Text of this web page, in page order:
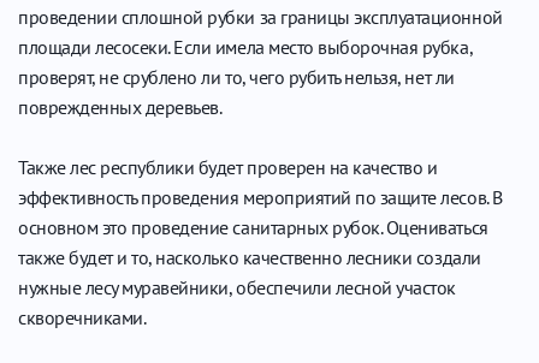
проведении сплошной рубки за границы эксплуатационной
площади лесосеки. Если имела место выборочная рубка,
проверят, не срублено ли то, чего рубить нельзя, нет ли
поврежденных деревьев.
Также лес республики будет проверен на качество и
эффективность проведения мероприятий по защите лесов. В
основном это проведение санитарных рубок. Оцениваться
также будет и то, насколько качественно лесники создали
нужные лесу муравейники, обеспечили лесной участок
скворечниками.